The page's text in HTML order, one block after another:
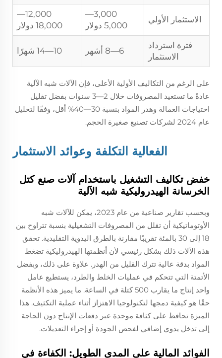
الاستثمار الأولي
3,000—
5,000 دولار
12,000—
18,000 دولار
فترة استرداد
الاستثمار
6—8 أشهر 10—14 شهرًا
على الرغم من التكاليف الأولية الأعلى، فإن الآلات شبه الآلية
عادةً ما تستعيد المصروفات خلال 2—3 سنوات بفضل تقليل
احتياجات العمالة وهدر المواد بنسبة 30—40% أقل، وفقًا لتحليل
عام 2024 لشركات تصنيع صغيرة الحجم.
الفعالية التكلفة وعوائد الاستثمار
خفض تكاليف التشغيل باستخدام آلات صنع كتل
الخرسانة الهيدروليكية شبه الآلية
وبحسب تقارير صناعية من عام 2023، يمكن للآلات شبه
الأوتوماتيكية أن تقلل من المصروفات التشغيلية بنسبة تتراوح بين
18 إلى 30 بالمئة تقريبًا مقارنة بالطرق اليدوية التقليدية. تحقق
هذه الآلات ذلك بشكل رئيسي لأن أنظمتها الهيدروليكية تضغط
المواد بدقة عالية تترك القليل من الهدر. علاوة على ذلك، وبفضل
الأتمتة التي تتحكم في عمليات الخلط والطرد، يستطيع عامل
واحد إنتاج ما يقارب 500 كتلة في الساعة. ما يميز هذه الأنظمة
حقًا هو كيفية دمجها لتكنولوجيا الاهتزاز أثناء عملية التكثيف. هذا
الميزة تحافظ على كثافة موحدة عبر دفعات الإنتاج دون الحاجة
إلى تدخل يدوي إضافي لفحص الجودة أو إجراء التعديلات.
الفوائد المالية على المدى الطويل: الكفاءة في